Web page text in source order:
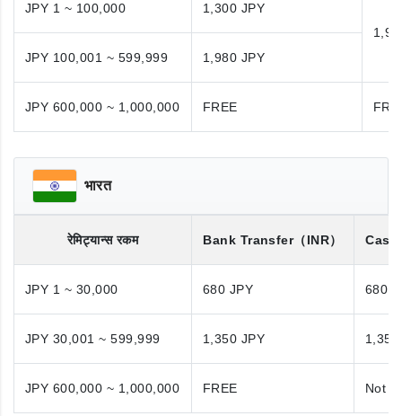
JPY 1 ~ 100,000
1,300 JPY
JPY 100,001 ~ 599,999
1,980 JPY
JPY 600,000 ~ 1,000,000 FREE
भारत
रेमिट्यान्स रकम Bank Transfer（INR）
JPY 1 ~ 30,000 680 JPY 680
JPY 30,001 ~ 599,999 1,350 JPY
JPY 600,000 ~ 1,000,000 FREE Not